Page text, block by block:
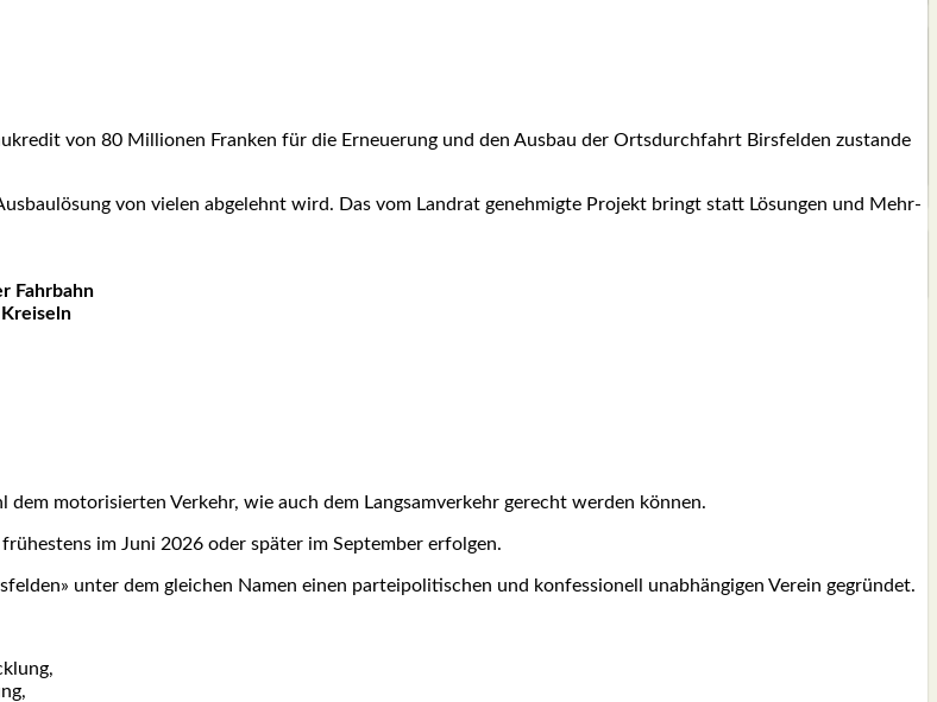
von 80 Mil­lio­nen Fran­ken für die Erneue­rung und den Aus­bau der Orts­durch­fahrt Birs­fel­den zustan­de
von vie­len abge­lehnt wird. Das vom Land­rat geneh­mig­te Pro­jekt bringt statt Lösun­gen und Mehr­
Fahr­bahn
moto­ri­sier­ten Ver­kehr, wie auch dem Lang­sam­ver­kehr gerecht wer­den kön­nen.
im Juni 2026 oder spä­ter im Sep­tem­ber erfol­gen.
unter dem glei­chen Namen einen par­tei­po­li­ti­schen und kon­fes­sio­nell unab­hän­gi­gen Ver­ein gegrün­det.